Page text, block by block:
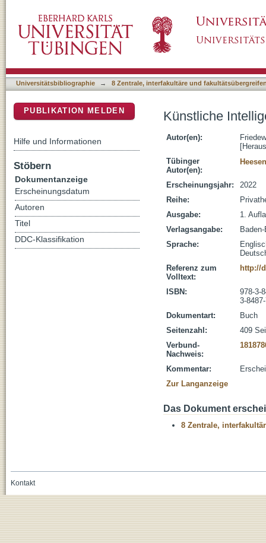
Universitätsbibliographie → 8 Zentrale, interfakultäre und
Künstliche
Autor(en):
Tübinger
Autor(en):
Erscheinungsjahr:
2022
Reihe:
Ausgabe:
1.
Verlagsangabe:
Sprache:
Referenz zum
Volltext:
http://
ISBN:
978-3-
3-
Dokumentart:
Buch
Seitenzahl:
409
Verbund-
Nachweis:
Kommentar:
Zur Langanzeige
Das Dokument
8 Zentrale,
PUBLIKATION MELDEN
Hilfe und Informationen
Stöbern
Dokumentanzeige
Erscheinungsdatum
Autoren
Titel
DDC-Klassifikation
Kontakt